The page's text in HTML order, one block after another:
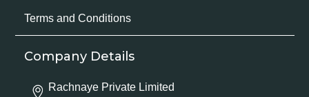
Terms and Conditions
Company Details
Rachnaye Private Limited